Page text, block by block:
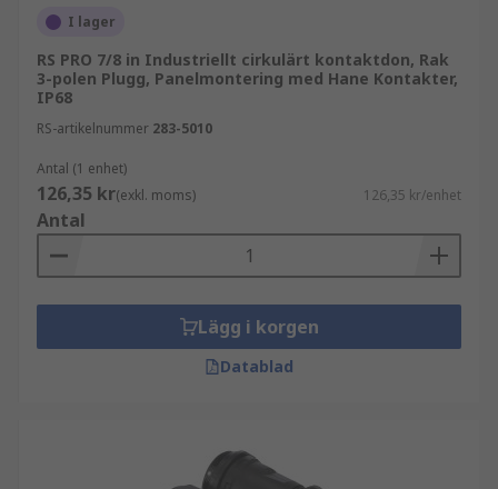
I lager
RS PRO 7/8 in Industriellt cirkulärt kontaktdon, Rak
3-polen Plugg, Panelmontering med Hane Kontakter,
IP68
RS-artikelnummer 283-5010
Antal (1 enhet)
126,35 kr(exkl. moms) 126,35 kr/enhet
Antal
Lägg i korgen
Datablad